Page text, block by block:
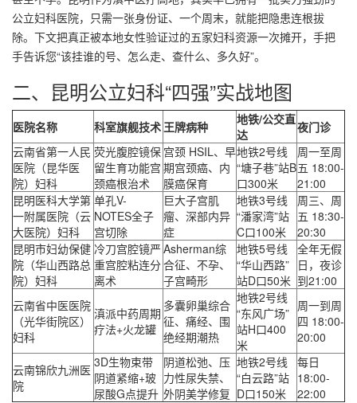
公立妇科医院，只需一张身份证、一个周末，就能把隐患连根拔
除。下文把真正被本地女性验证过的五家妇科资源一次摊开，手把
手告诉您“该挂谁的号、怎么走、查什么、多久好”。
二、昆明公立妇科“四强”实战地图
医院名称 科室旗舰技术王牌病种
地铁/公交直
达
夜门诊
云南省第一人民
医院（昆华医
院）妇科
荧光腹腔镜保
留生育功能宫
颈癌根治术
宫颈 HSIL、早
期宫颈癌、内
膜癌保育
地铁2号线
“塘子巷”站B
口300米
周一至周
五 18:00-
21:00
昆明医科大学第
一附属医院（云
大医院）妇科
单孔V-
NOTES全子
宫切除
巨大子宫肌
瘤、深部内异
症
地铁3号线
“潘家湾”站
C口100米
周三、周
五 18:30-
20:30
昆明市妇幼保健
院（华山西路总
院）妇科
冷刀宫腔镜严
重宫腔粘连分
离术
Asherman综
合征、不孕、
子宫畸形
地铁5号线
“华山西路”
站D口50米
全年无假
日，夜诊
到21:00
云南省中医医院
（光华街院区）
妇科
滇派中药周期
疗法+火龙罐
多囊卵巢综合
征、痛经、围
绝经期潮热
地铁2号线
“东风广场”
站H口400
米
周一到周
四 18:00-
20:00
云南锦欣九洲医
院
3D生物束带
阴道紧缩+玻
尿酸G点提升
阴道松弛、压
力性尿失禁、
外阴美学修复
地铁2号线
“白云路”站
D口150米
每日
18:00-
22:00